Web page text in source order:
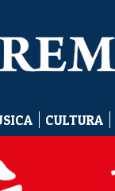
CULTURA